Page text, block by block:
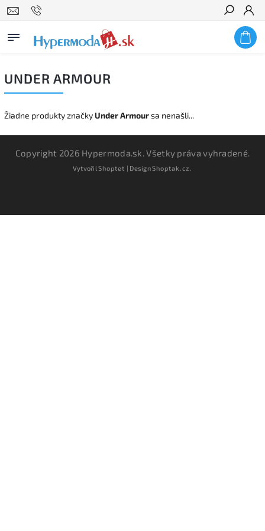
Hľadať
UNDER ARMOUR
Žiadne produkty značkyUnder Armoursa nenašli...
Copyright 2026 Hypermoda.sk. Všetky práva vyhradené.
VytvořilShoptet | DesignShoptak.cz.